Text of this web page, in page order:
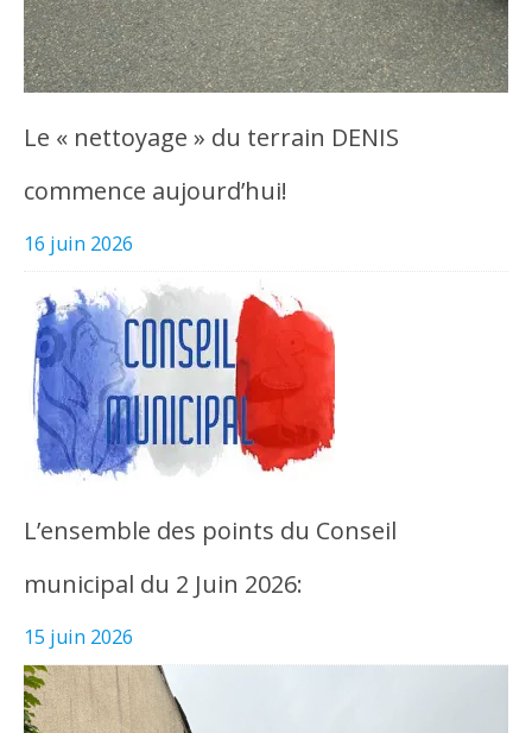
Le « nettoyage » du terrain DENIS
commence aujourd’hui!
16 juin 2026
L’ensemble des points du Conseil
municipal du 2 Juin 2026:
15 juin 2026